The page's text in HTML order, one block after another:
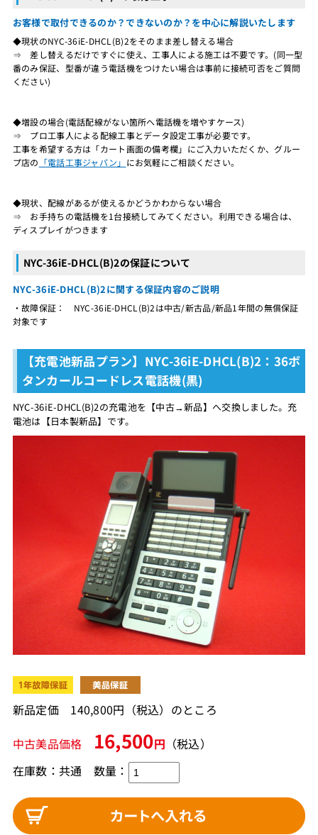
お客様で取付できるのか？できないのか？を中心に解説いたします
◆現状のNYC-36iE-DHCL(B)2をそのまま差し替える場合
⇒ 差し替えるだけですぐに使え、工事人による施工は不要です。(同一型
番のみ保証、型番が違う電話機をつけたい場合は事前に接続可否をご質問
ください)
◆増設の場合(電話配線がない箇所へ電話機を増やすケース)
⇒ プロ工事人による配線工事とデータ設定工事が必要です。
工事を希望する方は「カート画面の備考欄」にご入力いただくか、グルー
プ店の 「電話工事ジャパン」 にお気軽にご相談ください。
◆現状、配線があるが使えるかどうかわからない場合
⇒ お手持ちの電話機を1台接続してみてください。利用できる場合は、
ディスプレイがつきます
NYC-36iE-DHCL(B)2の保証について
NYC-36iE-DHCL(B)2に関する保証内容のご説明
・故障保証： NYC-36iE-DHCL(B)2は中古/新古品/新品1年間の無償保証
対象です
【充電池新品プラン】NYC-36iE-DHCL(B)2：36ボ
タンカールコードレス電話機(黒)
NYC-36iE-DHCL(B)2の充電池を【中古→新品】へ交換しました。充
電池は【日本製新品】です。
新品定価 140,800円（税込）のところ
中古美品価格 16,500円 （税込）
在庫数：共通 数量：